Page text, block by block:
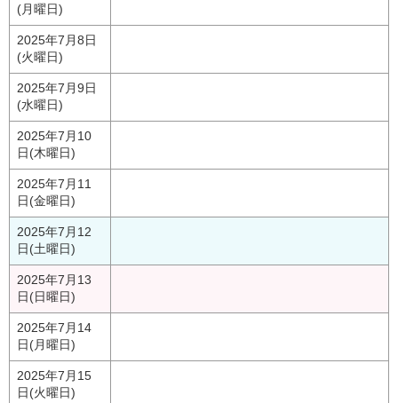
(月曜日)
2025年7月8日
(火曜日)
2025年7月9日
(水曜日)
2025年7月10
日(木曜日)
2025年7月11
日(金曜日)
2025年7月12
日(土曜日)
2025年7月13
日(日曜日)
2025年7月14
日(月曜日)
2025年7月15
日(火曜日)